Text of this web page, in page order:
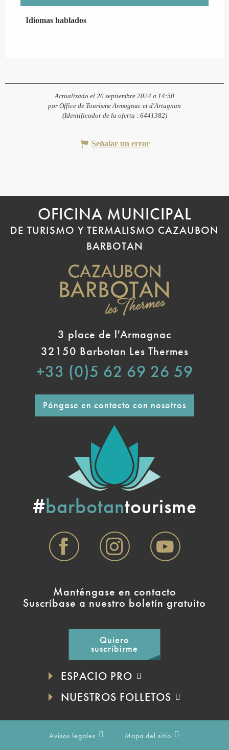
Idiomas hablados
Idiomas hablados
Actualizado el 26 septiembre 2024 a 14:50
por Office de Tourisme Armagnac et d'Artagnan
(Identificador de la oferta : 6441382)
Señalar un error
OFICINA MUNICIPAL
DE TURISMO Y TERMALISMO CAZAUBON
BARBOTAN
3 place de l'Armagnac
32150 Barbotan Les Thermes
+33 (0)5 62 69 26 59
Póngase en contacto con nosotros
#barbotantourisme
Manténgase en contacto
Suscríbase a nuestro boletín gratuito
Quiero
suscribirme
ESPACIO PRO
NUESTROS FOLLETOS
Avisos legales Mapa del sitio